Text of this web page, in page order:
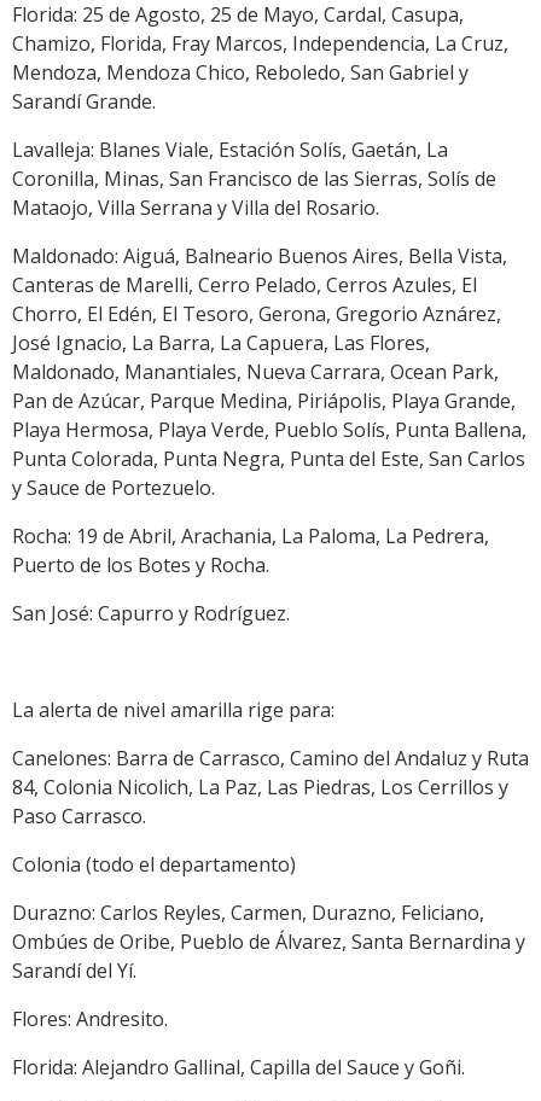
Florida: 25 de Agosto, 25 de Mayo, Cardal, Casupa,
Chamizo, Florida, Fray Marcos, Independencia, La Cruz,
Mendoza, Mendoza Chico, Reboledo, San Gabriel y
Sarandí Grande.
Lavalleja: Blanes Viale, Estación Solís, Gaetán, La
Coronilla, Minas, San Francisco de las Sierras, Solís de
Mataojo, Villa Serrana y Villa del Rosario.
Maldonado: Aiguá, Balneario Buenos Aires, Bella Vista,
Canteras de Marelli, Cerro Pelado, Cerros Azules, El
Chorro, El Edén, El Tesoro, Gerona, Gregorio Aznárez,
José Ignacio, La Barra, La Capuera, Las Flores,
Maldonado, Manantiales, Nueva Carrara, Ocean Park,
Pan de Azúcar, Parque Medina, Piriápolis, Playa Grande,
Playa Hermosa, Playa Verde, Pueblo Solís, Punta Ballena,
Punta Colorada, Punta Negra, Punta del Este, San Carlos
y Sauce de Portezuelo.
Rocha: 19 de Abril, Arachania, La Paloma, La Pedrera,
Puerto de los Botes y Rocha.
San José: Capurro y Rodríguez.
La alerta de nivel amarilla rige para:
Canelones: Barra de Carrasco, Camino del Andaluz y Ruta
84, Colonia Nicolich, La Paz, Las Piedras, Los Cerrillos y
Paso Carrasco.
Colonia (todo el departamento)
Durazno: Carlos Reyles, Carmen, Durazno, Feliciano,
Ombúes de Oribe, Pueblo de Álvarez, Santa Bernardina y
Sarandí del Yí.
Flores: Andresito.
Florida: Alejandro Gallinal, Capilla del Sauce y Goñi.